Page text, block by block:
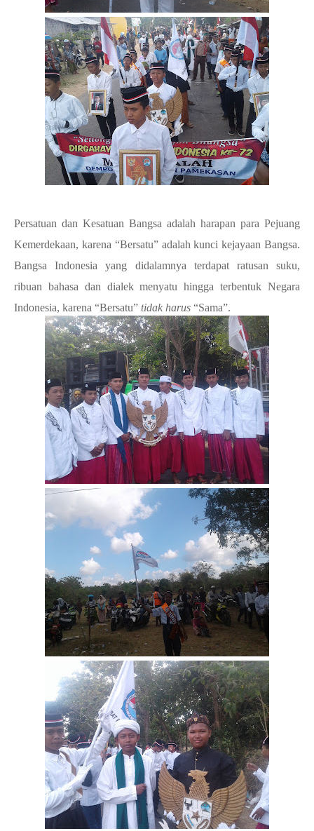
Persatuan dan Kesatuan Bangsa adalah harapan para Pejuang
Kemerdekaan, karena “Bersatu” adalah kunci kejayaan Bangsa.
Bangsa Indonesia yang didalamnya terdapat ratusan suku,
ribuan bahasa dan dialek menyatu hingga terbentuk Negara
Indonesia, karena “Bersatu” tidak harus “Sama”.